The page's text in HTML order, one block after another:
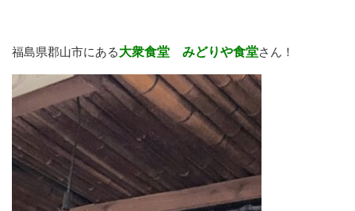
福島県郡山市にある大衆食堂 みどりや食堂さん！